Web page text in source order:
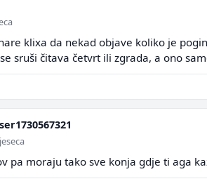
klixa da nekad objave koliko je
sruši čitava četvrt ili zgrada, a ono
pa moraju tako sve konja gdje ti aga